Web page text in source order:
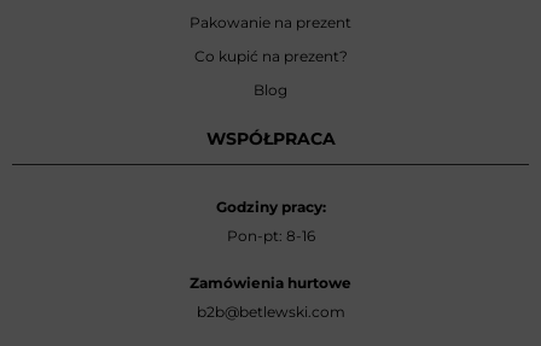
Pakowanie na prezent
Co kupić na prezent?
Blog
WSPÓŁPRACA
Godziny pracy:
Pon-pt: 8-16
Zamówienia hurtowe
b2b@betlewski.com